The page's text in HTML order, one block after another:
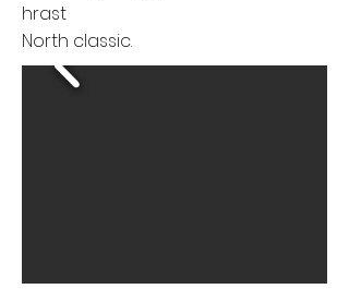
hrast
North classic.​